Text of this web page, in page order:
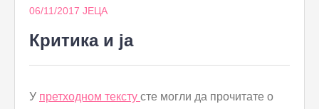
06/11/2017 ЈЕЦА
Критика и ја
У претходном тексту сте могли да прочитате о